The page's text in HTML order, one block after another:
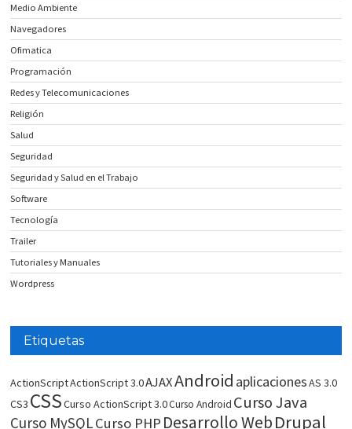
Medio Ambiente
Navegadores
Ofimatica
Programación
Redes y Telecomunicaciones
Religión
Salud
Seguridad
Seguridad y Salud en el Trabajo
Software
Tecnología
Trailer
Tutoriales y Manuales
Wordpress
Etiquetas
ActionScriptActionScript 3.0AJAXAndroid aplicacionesAS 3.0
CS3 CSSCurso ActionScript 3.0Curso Android Curso Java
Curso MySQLCurso PHP Desarrollo WebDrupal